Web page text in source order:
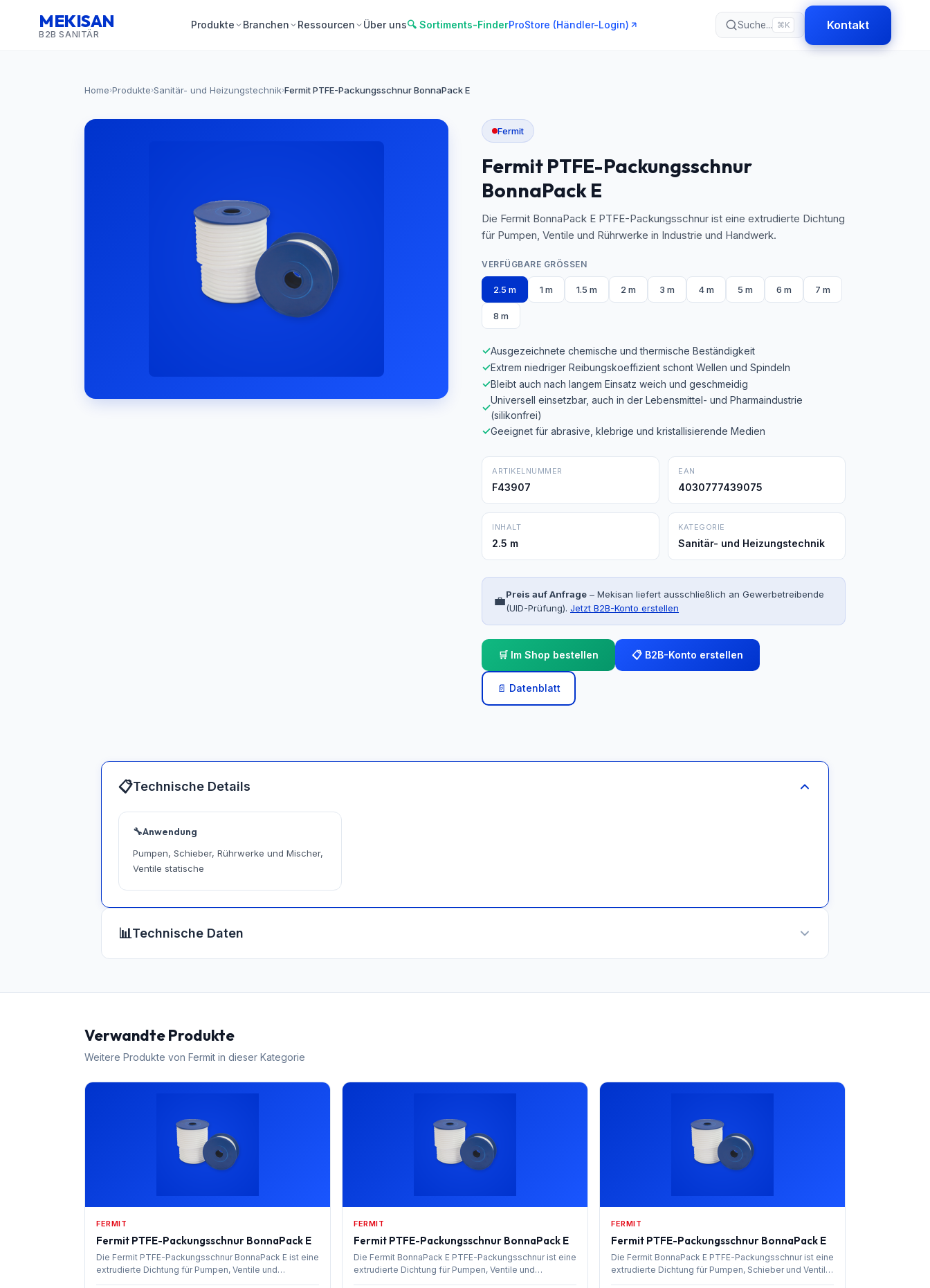
MEKISAN
B2B SANITÄR
Produkte Branchen Ressourcen Über uns🔍 Sortiments-FinderProStore (Händler-Login) Suche... ⌘K Kontakt
Home›Produkte›Sanitär- und Heizungstechnik›Fermit PTFE-Packungsschnur BonnaPack E
Fermit
Fermit PTFE-Packungsschnur
BonnaPack E
Die Fermit BonnaPack E PTFE-Packungsschnur ist eine extrudierte Dichtung
für Pumpen, Ventile und Rührwerke in Industrie und Handwerk.
VERFÜGBARE GRÖSSEN
2.5 m 1 m 1.5 m 2 m 3 m 4 m 5 m 6 m 7 m
8 m
✓Ausgezeichnete chemische und thermische Beständigkeit
✓Extrem niedriger Reibungskoeffizient schont Wellen und Spindeln
✓Bleibt auch nach langem Einsatz weich und geschmeidig
✓
Universell einsetzbar, auch in der Lebensmittel- und Pharmaindustrie
(silikonfrei)
✓Geeignet für abrasive, klebrige und kristallisierende Medien
ARTIKELNUMMER
F43907
EAN
4030777439075
INHALT
2.5 m
KATEGORIE
Sanitär- und Heizungstechnik
💼Preis auf Anfrage – Mekisan liefert ausschließlich an Gewerbetreibende
(UID-Prüfung). Jetzt B2B-Konto erstellen
🛒 Im Shop bestellen 📋 B2B-Konto erstellen
📄 Datenblatt
📋Technische Details
🔧Anwendung
Pumpen, Schieber, Rührwerke und Mischer,
Ventile statische
📊Technische Daten
Verwandte Produkte
Weitere Produkte von Fermit in dieser Kategorie
FERMIT
Fermit PTFE-Packungsschnur BonnaPack E
Die Fermit PTFE-Packungsschnur BonnaPack E ist eine
extrudierte Dichtung für Pumpen, Ventile und
Rührwerke. Sie bietet hohe chemische und thermische
FERMIT
Fermit PTFE-Packungsschnur BonnaPack E
Die Fermit BonnaPack E PTFE-Packungsschnur ist eine
extrudierte Dichtung für Pumpen, Ventile und
Rührwerke. Sie bietet hohe chemische und thermische
FERMIT
Fermit PTFE-Packungsschnur BonnaPack E
Die Fermit BonnaPack E PTFE-Packungsschnur ist eine
extrudierte Dichtung für Pumpen, Schieber und Ventile
in Industrie und Handwerk.